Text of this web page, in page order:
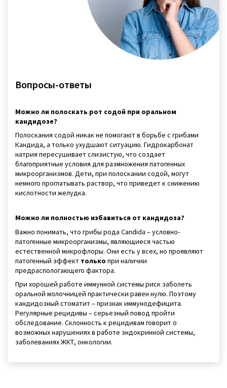
Вопросы-ответы
Можно ли полоскать рот содой при оральном
кандидозе?
Полоскания содой никак не помогают в борьбе с грибами
Кандида, а только ухудшают ситуацию. Гидрокарбонат
натрия пересушивает слизистую, что создает
благоприятные условия для размножения патогенных
микроорганизмов. Дети, при полоскании содой, могут
немного проглатывать раствор, что приведет к снижению
кислотности желудка.
Можно ли полностью избавиться от кандидоза?
Важно понимать, что грибы рода Candida – условно-
патогенные микроорганизмы, являющиеся частью
естественной микрофлоры. Они есть у всех, но проявляют
патогенный эффект только при наличии
предраспологающего фактора.
При хорошей работе иммунной системы риск заболеть
оральной молочницей практически равен нулю. Поэтому
кандидозный стоматит – признак иммунодефицита.
Регулярные рецидивы – серьезный повод пройти
обследование. Склонность к рецидивам говорит о
возможных нарушениях в работе эндокринной системы,
заболеваниях ЖКТ, онкологии.